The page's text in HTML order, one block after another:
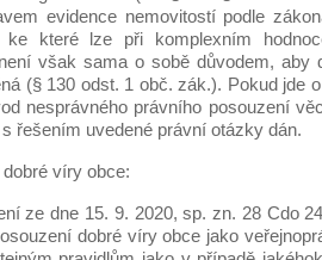
evidence nemovitostí podle
ke které lze při komplexním
však sama o sobě důvodem, aby
(§ 130 odst. 1 obč. zák.). Pokud jde
nesprávného právního posouzení
řešením uvedené právní otázky dán.
víry obce:
ze dne 15. 9. 2020, sp. zn. 28 Cdo
dobré víry obce jako